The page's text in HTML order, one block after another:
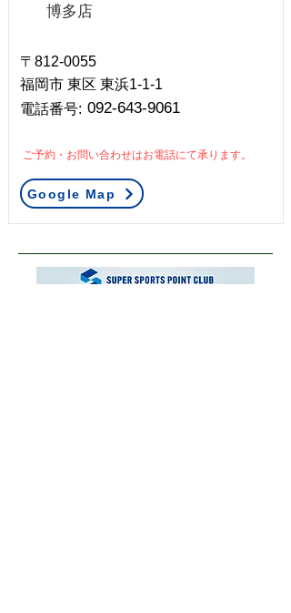
博多店
〒812-0055
福岡市 東区 東浜1-1-1
​電話番号: 092-643-9061
ご予約・お問い合わせはお電話にて承ります。
Google Map